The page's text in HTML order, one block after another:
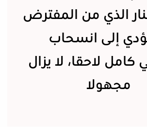
الذي من المفترض
إلى انسحاب
كامل لاحقا، لا يزال
مجهولا